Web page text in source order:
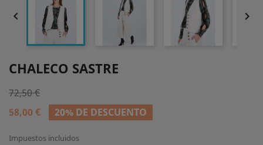
 
CHALECO SASTRE
72,50 €
58,00 €
20% DE DESCUENTO
Impuestos incluidos